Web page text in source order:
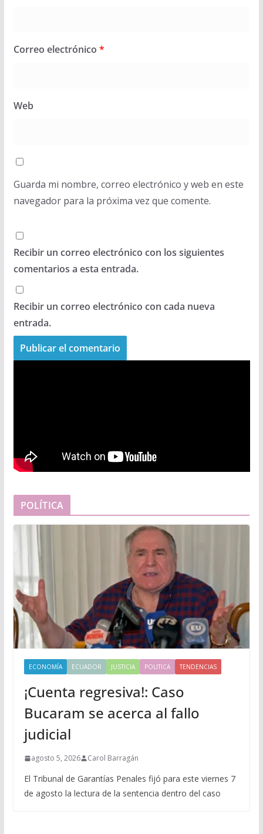
Correo electrónico *
Web
Guarda mi nombre, correo electrónico y web en este
navegador para la próxima vez que comente.
Recibir un correo electrónico con los siguientes
comentarios a esta entrada.
Recibir un correo electrónico con cada nueva
entrada.
POLÍTICA
ECONOMÍA ECUADOR JUSTICIA POLITICA TENDENCIAS
¡Cuenta regresiva!: Caso
Bucaram se acerca al fallo
judicial
agosto 5, 2026 Carol Barragán
El Tribunal de Garantías Penales fijó para este viernes 7
de agosto la lectura de la sentencia dentro del caso